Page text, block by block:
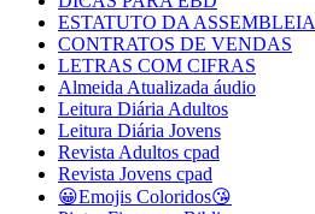
ESTATUTO DA ASSEMBLEIA
CONTRATOS DE VENDAS
LETRAS COM CIFRAS
Almeida Atualizada áudio
Leitura Diária Adultos
Leitura Diária Jovens
Revista Adultos cpad
Revista Jovens cpad
😀Emojis Coloridos😘